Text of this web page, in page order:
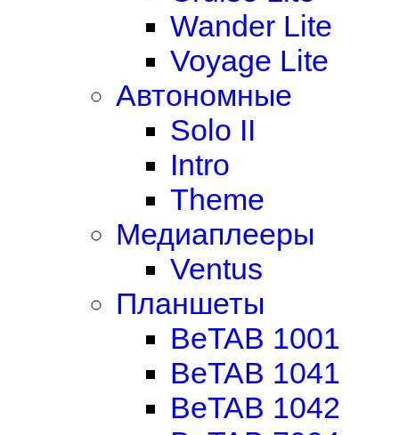
Wander Lite
Voyage Lite
Автономные
Solo II
Intro
Theme
Медиаплееры
Ventus
Планшеты
BeTAB 1001
BeTAB 1041
BeTAB 1042